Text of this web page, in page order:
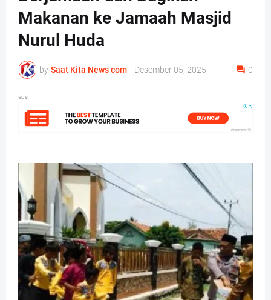
Makanan ke Jamaah Masjid
Nurul Huda
by Saat Kita News com - Desember 05, 2025 0
ads